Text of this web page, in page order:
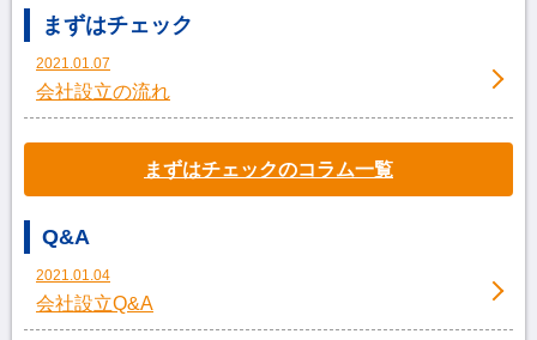
まずはチェック
2021.01.07
会社設立の流れ
まずはチェックのコラム一覧
Q&A
2021.01.04
会社設立Q&A